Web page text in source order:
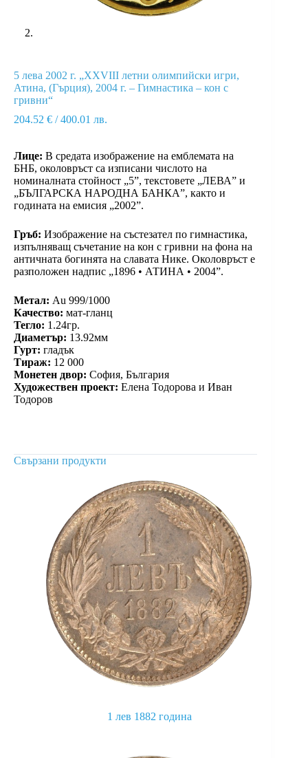
5 лева 2002 г. „ХХVIII летни олимпийски игри,
Атина, (Гърция), 2004 г. – Гимнастика – кон с
гривни“
204.52 € / 400.01 лв.
Лице: В средата изображение на емблемата на
БНБ, околовръст са изписани числото на
номиналната стойност „5”, текстовете „ЛЕВА” и
„БЪЛГАРСКА НАРОДНА БАНКА”, както и
годината на емисия „2002”.
Гръб: Изображение на състезател по гимнастика,
изпълняващ съчетание на кон с гривни на фона на
античната богинята на славата Нике. Околовръст е
разположен надпис „1896 • АТИНА • 2004”.
Метал: Au 999/1000
Качество: мат-гланц
Тегло: 1.24гр.
Диаметър: 13.92мм
Гурт: гладък
Тираж: 12 000
Монетен двор: София, България
Художествен проект: Елена Тодорова и Иван
Тодоров
Свързани продукти
1 лев 1882 година